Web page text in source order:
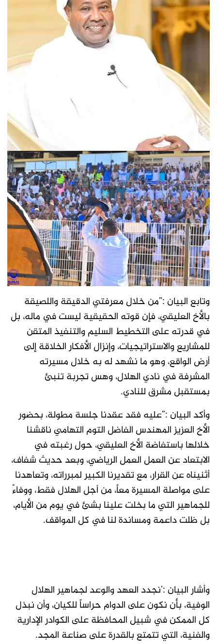
وتابع البيان :”من خلال معرفتي الدقيقة واللصيقة
بالأخ العليقي، فإن قوته الحقيقية ليست في ماله، بل
في قدرته على التخطيط السليم والتنفيذ المتقن
للمشاريع والاستراتيجيات، وإنزال الأفكار الخلاقة إلى
أرض الواقع، وهو ما نشهد له به خلال مسيرته
المشرفة في نادي الهلال، وهس تجربة تنبئ
بمستقبل مشرق للنادي.
وأكد البيان :”عليه فقد عقدنا جلسة مطولة، بحضور
الأخ العزيز المهندس الفاضل التوم التهامي ناقشنا
خلالها باستفاضة الأخ العليقي، حول رغبته في
الابتعاد عن العمل العمل الرياضي، وبعد حديث شفاف،
أثنيناه عن القرار، مع تقديرنا الكبير لمبرراته، وتعاهدنا
على مواصلة المسيرة معاً، من أجل الهلال فقط، ووفاءً
للجماهير التي ما بخلت علينا بشئ في يوم من الأيام،
بل ظلت داعمة ومساندة لنا في كل المواقف.
وأشار البيان :’نجدد العهد والوعد لجماهير الهلال
الوفية، بأن نكون على الدوام حراساً للكيان، وأن نبذل
كل الممكن في شبيل المحافظة على الكوادر الإدارية
والفنية، التي تتمتع بالقدرة على صناعة المجد.